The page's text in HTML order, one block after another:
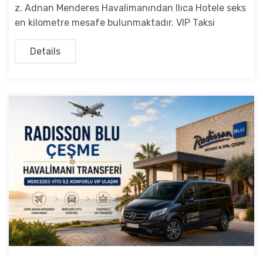
z. Adnan Menderes Havalimanından Ilıca Hotele seks
en kilometre mesafe bulunmaktadır. VIP Taksi
Details